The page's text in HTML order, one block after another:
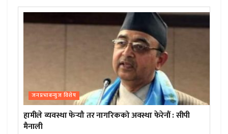
जनप्रभाबन्युज विशेष
हामीले व्‍यवस्था फेर्‍यौ तर नागरिकको अवस्था फेरेनौं : सीपी
मैनाली